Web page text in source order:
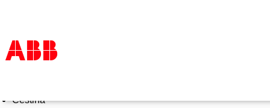
Products & Solutions
Čeština